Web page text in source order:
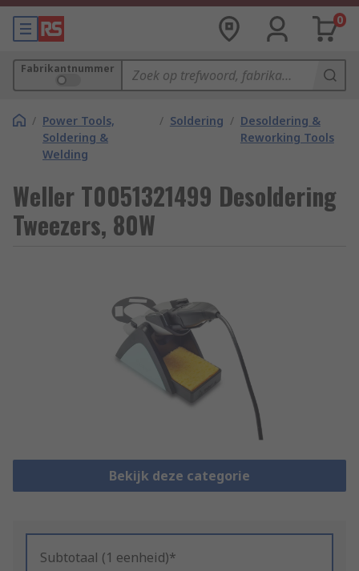
0
Fabrikantnummer
/ Power Tools,
Soldering &
Welding
/ Soldering / Desoldering &
Reworking Tools
Weller T0051321499 Desoldering
Tweezers, 80W
Bekijk deze categorie
Subtotaal (1 eenheid)*